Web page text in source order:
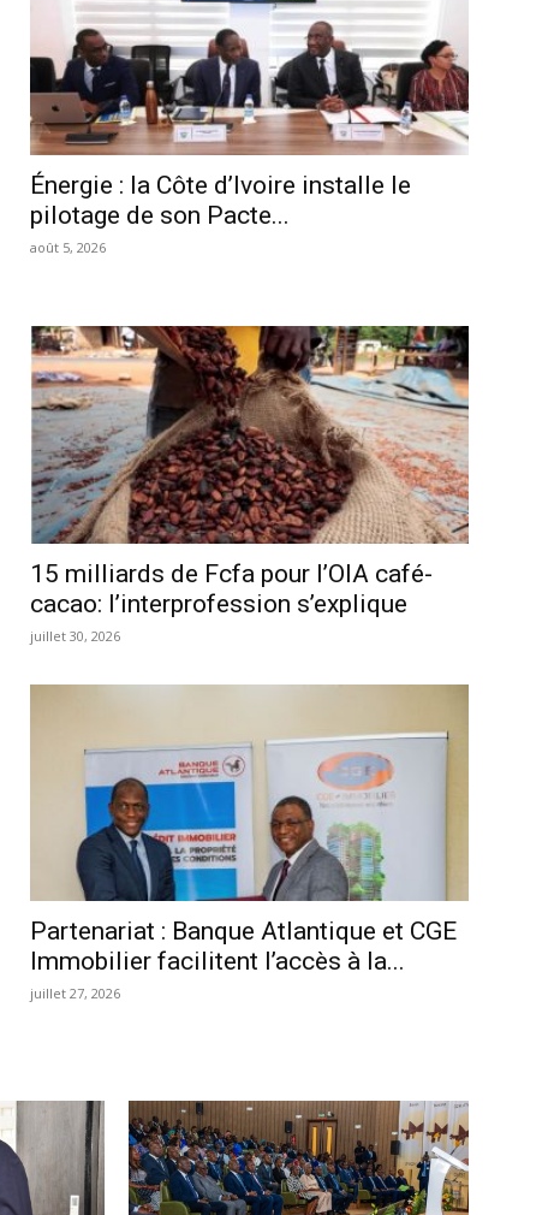
Énergie : la Côte d’Ivoire installe le
pilotage de son Pacte...
août 5, 2026
15 milliards de Fcfa pour l’OIA café-
cacao: l’interprofession s’explique
juillet 30, 2026
Partenariat : Banque Atlantique et CGE
Immobilier facilitent l’accès à la...
juillet 27, 2026